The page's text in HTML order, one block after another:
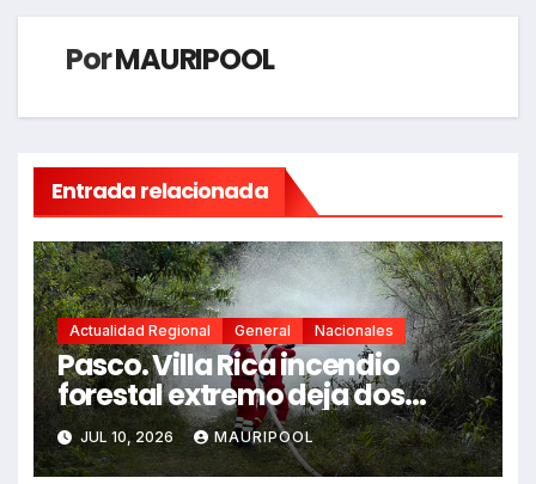
PorMAURIPOOL
Entrada relacionada
Actualidad Regional General Nacionales
Pasco. Villa Rica incendio
forestal extremo deja dos
fallecidos y heridos
JUL 10, 2026 MAURIPOOL